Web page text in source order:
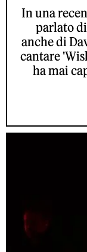
In una
parlato
anche di
cantare
ha mai